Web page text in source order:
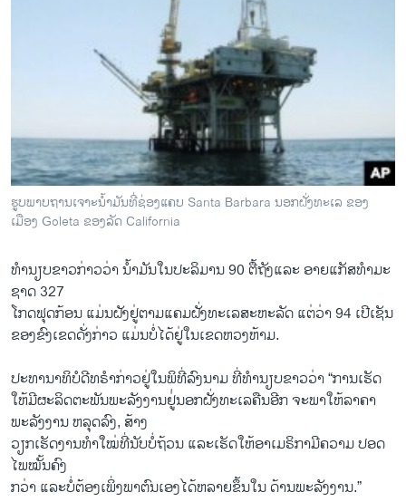
ຮູບພາບຖານເຈາະນໍ້າມັນທີ່ຊ່ອງແຄບ Santa Barbara ນອກຝັ່ງທະເລ ຂອງ
ເມືອງ Goleta ຂອງລັດ California
ທຳນຽບຂາວ​ກ່າວ​ວ່າ ​ນໍ້າມັນ​ໃນ​ປະລິມານ 90 ຕື້ຖັງແລະ ອາຍ​ແກັສທຳ​ມະ​
ຊາດ 327
​ໂກດ​ຟຸດກ້ອນ ​ແມ່ນ​ຝັງຢູ່​ຕາມ​ແຄມ​ຝັ່ງ​ທະ​ເລ​ສະຫະລັດ ​ແຕ່​ວ່າ 94 ​ເປີ​ເຊັນ
ຂອງ​ຂົງ​ເຂດ​ດັ່ງກ່າວ ​ແມ່ນບໍ່​ໄດ້ຢູ່​ໃນ​ເຂດຫວງ​ຫ້າມ.
ປະທານາທິບໍດີ​ທຣໍາກ່າວ​ຢູ່​ໃນ​ພິທີ່​ລົງ​ນາມ ທີ່​ທຳນຽບຂາວ​ວ່າ “ການ​ເຮັດ​
ໃຫ້​ມີ​ຜະລິດ​ຕະພັນພະລັງງານ​ຢູ່່​ນອກ​ຝັ່ງ​ທະ​ເລຄືນ​ອີກ ຈະ​ພາ​ໃຫ້​ລາຄາ​
ພະລັງງານ ຫລຸດ​ລົງ, ສ້າງ
ວຽກ​ເຮັດ​ງານ​ທໍາ​ໃໝ່​ທີ່​ນັບ​ບໍ່​ຖ້ວນ ​ແລະ​ເຮັດ​ໃຫ້​ອາ​ເມຣິກາມີ​ຄວາມ ​ປອດ​
ໄພໝັ້ນຄົງ​
ກວ່າ ​ແລະບໍ່ຕ້ອງເພິ່​ງພາຕົນ​ເອງ​ໄດ້ຫລາຍຂຶ້ນ​ໃນ ​ດ້ານພະລັງງານ​.” ​